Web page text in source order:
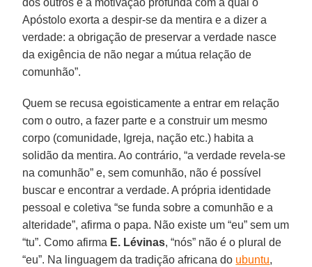
Apóstolo exorta a despir-se da mentira e a dizer a
verdade: a obrigação de preservar a verdade nasce
da exigência de não negar a mútua relação de
comunhão”.
Quem se recusa egoisticamente a entrar em relação
com o outro, a fazer parte e a construir um mesmo
corpo (comunidade, Igreja, nação etc.) habita a
solidão da mentira. Ao contrário, “a verdade revela-se
na comunhão” e, sem comunhão, não é possível
buscar e encontrar a verdade. A própria identidade
pessoal e coletiva “se funda sobre a comunhão e a
alteridade”, afirma o papa. Não existe um “eu” sem um
“tu”. Como afirma E. Lévinas, “nós” não é o plural de
“eu”. Na linguagem da tradição africana do ubuntu,